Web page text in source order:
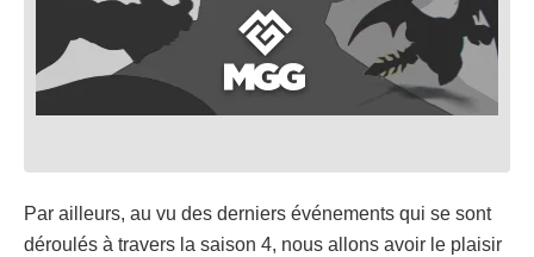
Par ailleurs, au vu des derniers événements qui se sont
déroulés à travers la saison 4, nous allons avoir le plaisir